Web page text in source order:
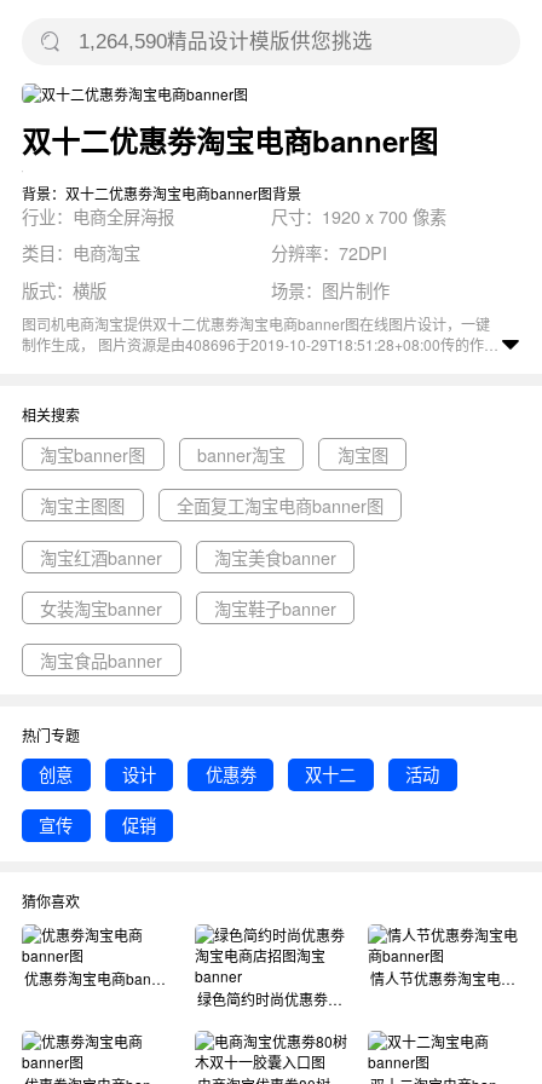
双十二优惠劵淘宝电商banner图
背景：双十二优惠劵淘宝电商banner图背景
行业：电商全屏海报
尺寸：1920 x 700 像素
类目：电商淘宝
分辨率：72DPI
版式：横版
场景：图片制作
图司机电商淘宝提供双十二优惠劵淘宝电商banner图在线图片设计，一键
制作生成， 图片资源是由408696于2019-10-29T18:51:28+08:00传的作
传主题。 主要用于电商全屏海报行业，为您推荐与双十二优惠劵淘宝电商
banner图相关的专题淘宝banner图, banner淘宝, 淘宝图等优质图片模板资
源。
相关搜索
淘宝banner图 banner淘宝 淘宝图
淘宝主图图 全面复工淘宝电商banner图
淘宝红酒banner 淘宝美食banner
女装淘宝banner 淘宝鞋子banner
淘宝食品banner
热门专题
创意 设计 优惠劵 双十二 活动
宣传 促销
猜你喜欢
优惠劵淘宝电商banner图
绿色简约时尚优惠劵淘宝电商店招图淘宝banner
情人节优惠劵淘宝电商banner图